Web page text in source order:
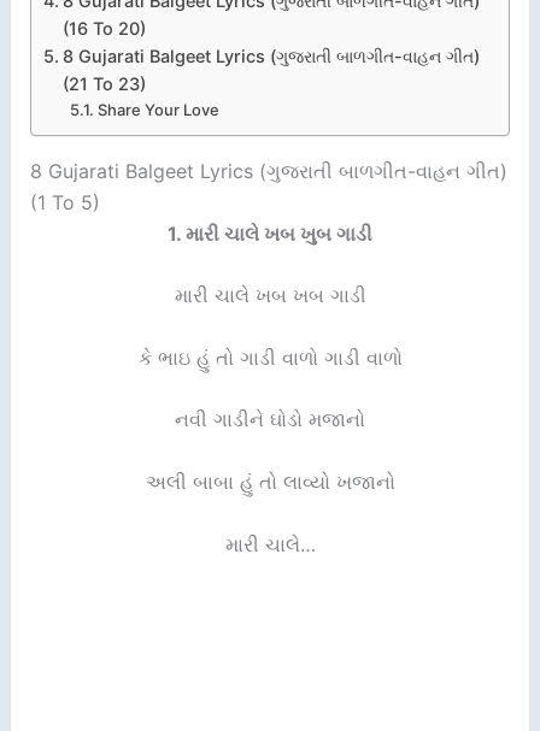
(16 To 20)
8 Gujarati Balgeet Lyrics (ગુજરાતી બાળગીત-વાહન ગીત)
(21 To 23)
Share Your Love
8 Gujarati Balgeet Lyrics (ગુજરાતી બાળગીત-વાહન ગીત)
(1 To 5)
1. મારી ચાલે ખબ ખુબ ગાડી
મારી ચાલે ખબ ખબ ગાડી
કે ભાઇ હું તો ગાડી વાળો ગાડી વાળો
નવી ગાડીને ઘોડો મજાનો
અલી બાબા હું તો લાવ્યો ખજાનો
મારી ચાલે…